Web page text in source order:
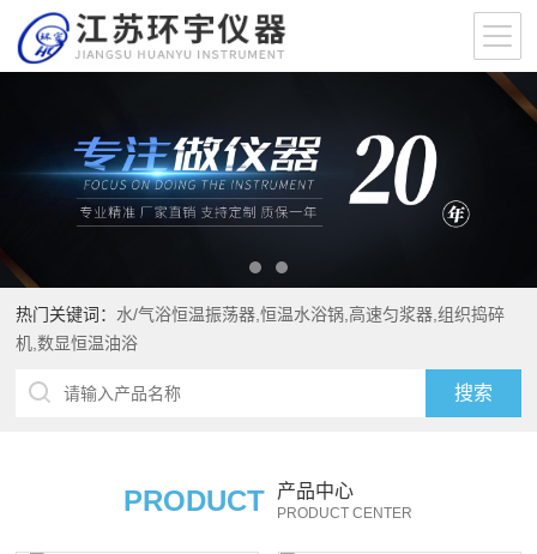
热门关键词： 水/气浴恒温振荡器,恒温水浴锅,高速匀浆器,组织捣碎
机,数显恒温油浴
PRODUCT 产品中心
PRODUCT CENTER